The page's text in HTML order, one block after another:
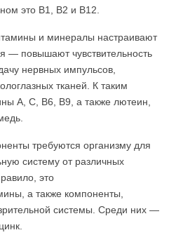
это В1, В2 и В12.
и минералы настраивают
— повышают чувствительность
нервных импульсов,
тканей. К таким
А, С, В6, В9, а также лютеин,
требуются организму для
систему от различных
это
а также компоненты,
системы. Среди них —